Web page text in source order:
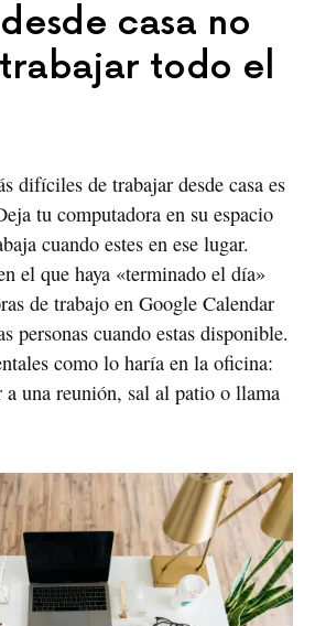
casa no
todo el
difíciles de trabajar desde casa es
tu computadora en su espacio
cuando estes en ese lugar.
el que haya «terminado el día»
de trabajo en Google Calendar
personas cuando estas disponible.
como lo haría en la oficina:
a una reunión, sal al patio o llama